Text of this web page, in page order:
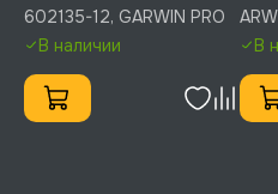
шарнирный, 12 мм,
GARWIN PRO, 602135-12
602135-12, GARWIN PRO
В наличии
В